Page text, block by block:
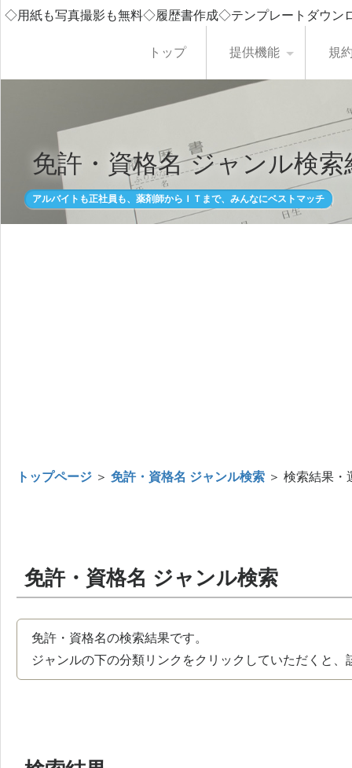
◇用紙も写真撮影も無料◇履歴書作成◇テンプレートダウ
トップ 提供機能 規
免許・資格名 ジャンル検索
アルバイトも正社員も、薬剤師からＩＴまで、みんなにベストマッチ
トップページ ＞ 免許・資格名 ジャンル検索 ＞ 検索結果・
免許・資格名 ジャンル検索
免許・資格名の検索結果です。
ジャンルの下の分類リンクをクリックしていただくと